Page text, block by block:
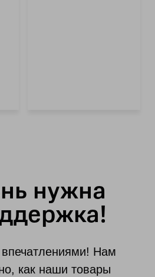
нужна
Нам
как наши товары